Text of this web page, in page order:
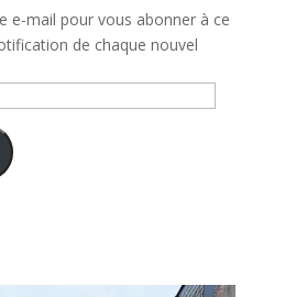
e-mail pour vous abonner à ce
de chaque nouvel